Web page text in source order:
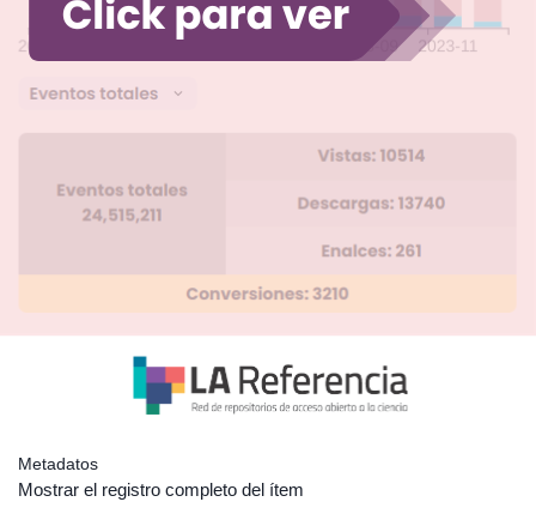
Metadatos
Mostrar el registro completo del ítem